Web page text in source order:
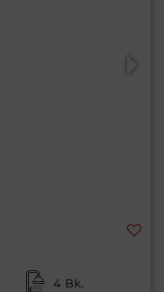
4 Bk.